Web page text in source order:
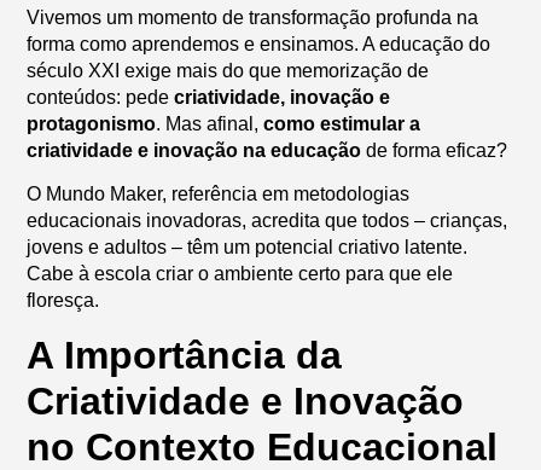
Vivemos um momento de transformação profunda na
forma como aprendemos e ensinamos. A educação do
século XXI exige mais do que memorização de
conteúdos: pedecriatividade, inovação e
protagonismo. Mas afinal,como estimular a
criatividade e inovação na educação de forma eficaz?
O Mundo Maker, referência em metodologias
educacionais inovadoras, acredita que todos – crianças,
jovens e adultos – têm um potencial criativo latente.
Cabe à escola criar o ambiente certo para que ele
floresça.
A Importância da
Criatividade e Inovação
no Contexto Educacional